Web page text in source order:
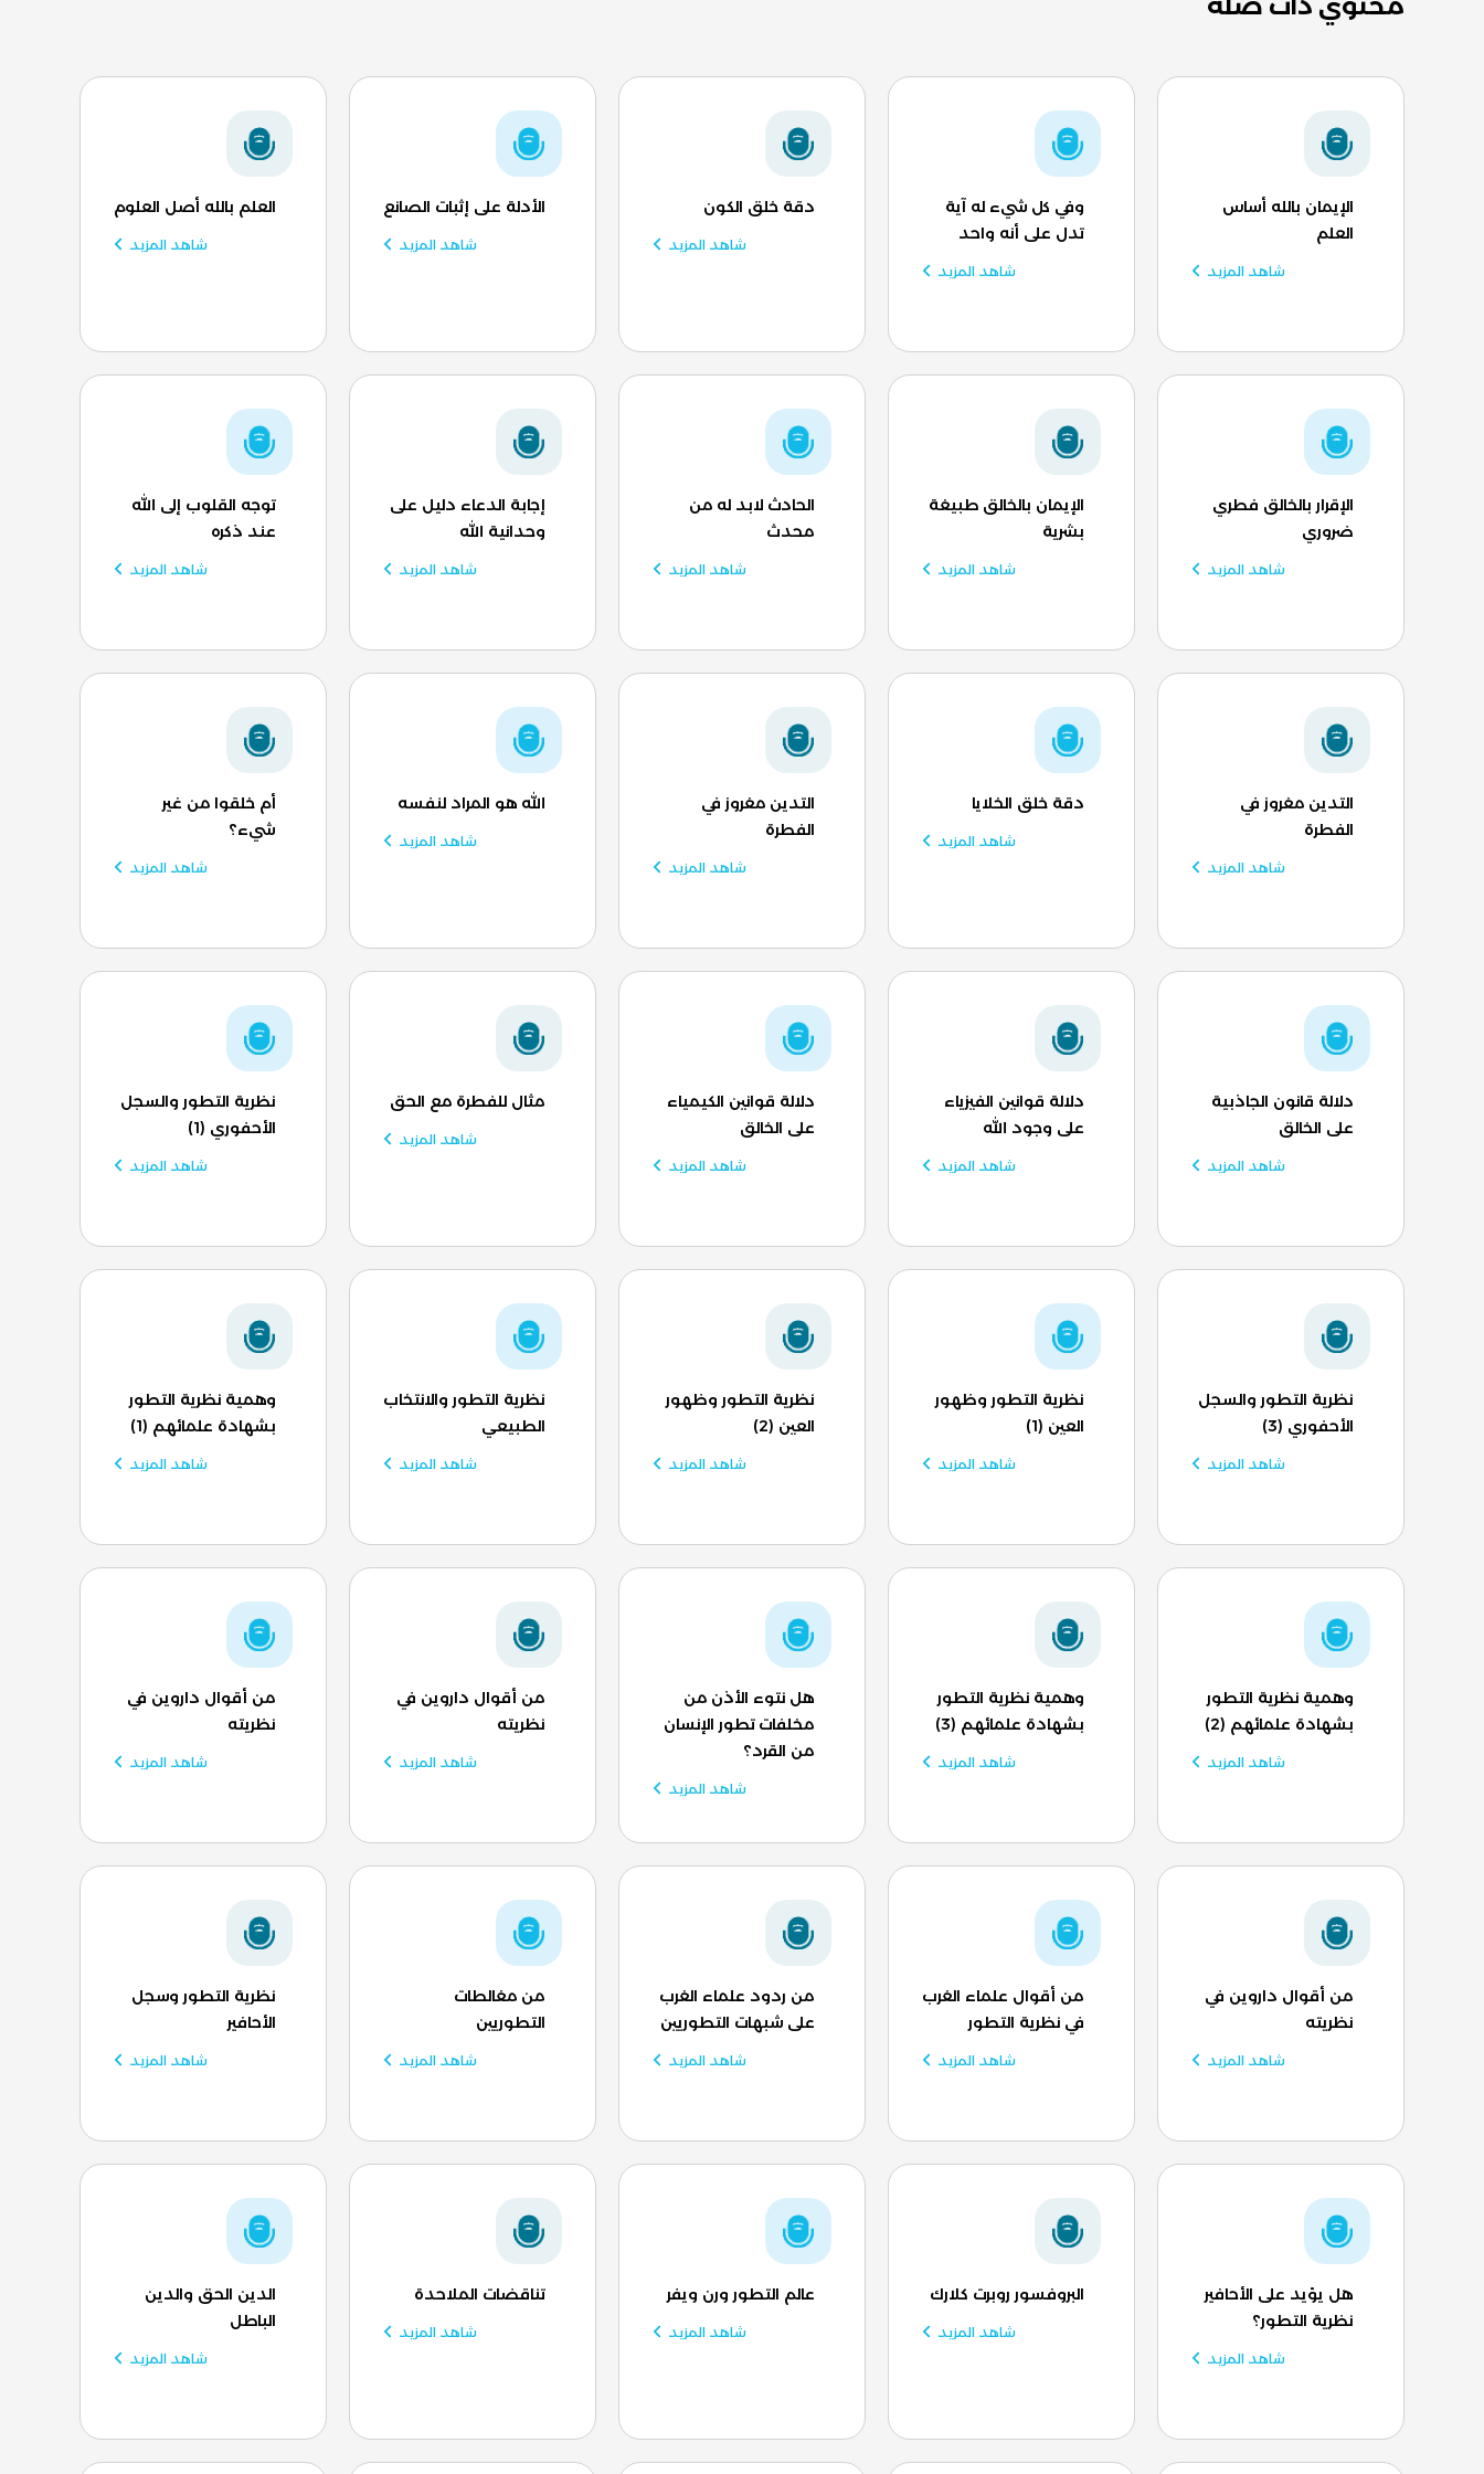
الإيمان بالله أساس
العلم
شاهد المزيد
وفي كل شيء له آية
تدل على أنه واحد
شاهد المزيد
دقة خلق الكون
شاهد المزيد
الأدلة على إثبات الصانع
شاهد المزيد
العلم بالله أصل العلوم
شاهد المزيد
الإقرار بالخالق فطري
ضروري
شاهد المزيد
الإيمان بالخالق طبيغة
بشرية
شاهد المزيد
الحادث لابد له من
محدث
شاهد المزيد
إجابة الدعاء دليل على
وحدانية الله
شاهد المزيد
توجه القلوب إلى الله
عند ذكره
شاهد المزيد
التدين مغروز في
الفطرة
شاهد المزيد
دقة خلق الخلايا
شاهد المزيد
التدين مغروز في
الفطرة
شاهد المزيد
الله هو المراد لنفسه
شاهد المزيد
أم خلقوا من غير
شيء؟
شاهد المزيد
دلالة قانون الجاذبية
على الخالق
شاهد المزيد
دلالة قوانين الفيزياء
على وجود الله
شاهد المزيد
دلالة قوانين الكيمياء
على الخالق
شاهد المزيد
مثال للفطرة مع الحق
شاهد المزيد
نظرية التطور والسجل
الأحفوري (1)
شاهد المزيد
نظرية التطور والسجل
الأحفوري (3)
شاهد المزيد
نظرية التطور وظهور
العين (1)
شاهد المزيد
نظرية التطور وظهور
العين (2)
شاهد المزيد
نظرية التطور والانتخاب
الطبيعي
شاهد المزيد
وهمية نظرية التطور
بشهادة علمائهم (1)
شاهد المزيد
وهمية نظرية التطور
بشهادة علمائهم (2)
شاهد المزيد
وهمية نظرية التطور
بشهادة علمائهم (3)
شاهد المزيد
هل نتوء الأذن من
مخلفات تطور الإنسان
من القرد؟
شاهد المزيد
من أقوال داروين في
نظريته
شاهد المزيد
من أقوال داروين في
نظريته
شاهد المزيد
من أقوال داروين في
نظريته
شاهد المزيد
من أقوال علماء الغرب
في نظرية التطور
شاهد المزيد
من ردود علماء الغرب
على شبهات التطوريين
شاهد المزيد
من مغالطات
التطوريين
شاهد المزيد
نظرية التطور وسجل
الأحافير
شاهد المزيد
هل يؤيد على الأحافير
نظرية التطور؟
شاهد المزيد
البروفسور روبرت كلارك
شاهد المزيد
عالم التطور ورن ويفر
شاهد المزيد
تناقضات الملاحدة
شاهد المزيد
الدين الحق والدين
الباطل
شاهد المزيد